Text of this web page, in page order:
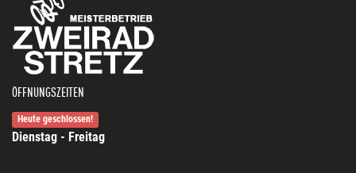
ÖFFNUNGSZEITEN
Heute geschlossen!
Dienstag - Freitag